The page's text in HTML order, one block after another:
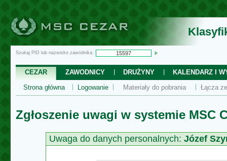
Szukaj PID lub nazwisko zawodnika:
CEZAR ZAWODNICY DRUŻYNY
KALENDARZ I
Strona główna
Logowanie Materiały do pobrania Łącza
Zgłoszenie uwagi w systemie MSC
Uwaga do danych personalnych: Józef